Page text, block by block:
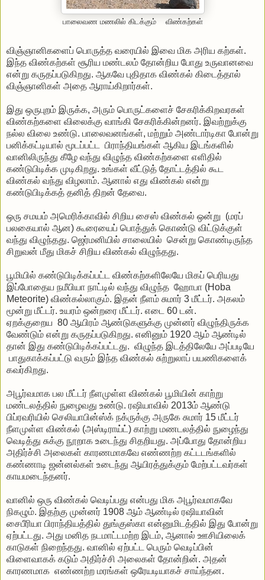
பாலைவண மணலில் கிடக்கும் விண்கற்கள்
விஞ்ஞானிகளைப் பொருத்த வரையில் இவை மிக அரிய கற்கள்.
இந்த விண்கற்கள் சூரிய மண்டலம் தோன்றிய போது உருவானவை
என்று கருதப்படுகிறது. ஆகவே புதிதாக விண்கல் கிடைத்தால்
விஞ்ஞானிகள் அதை ஆராய்கிறார்கள்.
இது ஒருபுறம் இருக்க, அரும் பொருட்களைச் சேகரிக்கிறவரகள்
விண்கற்களை விலைக்கு வாங்கி சேகரிக்கின்றனர். இவற்றுக்கு
நல்ல விலை உண்டு. பாலைவனங்கள், மற்றும் அண்டார்டிகா போன்று
பனிக்கட்டியால் மூடப்பட்ட பிராந்தியங்கள் ஆகிய இடங்களில்
வானிலிருந்து கீழே வந்து விழுந்த விண்கற்களை எளிதில்
கண்டுபிடிக்க முடிகிறது. உங்கள் வீட்டுத் தோட்டத்தில் கூட
விண்கல் வந்து விழலாம். ஆனால் எது விண்கல் என்று
கண்டுபிடிக்கத் தனித் திறன் தேவை.
ஒரு சமயம் அமெரிக்காவில் சிறிய சைஸ் விண்கல் ஒன்று (மரப்
பலகையால் ஆன) கூரையைப் பொத்துக் கொண்டு விட்டுக்குள்
வந்து விழுந்தது. ஜெர்மனியில் சாலையில் சென்று கொண்டிருந்த
சிறுவன் மீது மிகச் சிறிய விண்கல் விழுந்தது.
பூமியில் கண்டுபிடிக்கப்பட்ட விண்கற்களிலேயே மிகப் பெரியது
இப்போதைய நமீபியா நாட்டில் வந்து விழுந்த ஹோபா (Hoba
Meteorite) விண்கல்லாகும். இதன் நீளம் சுமார் 3 மீட்டர். அகலம்
மூன்று மீட்டர். உயரம் ஒன்றரை மீட்டர். எடை 60 டன்.
ஏறக்குறைய 80 ஆயிரம் ஆண்டுகளுக்கு முன்னர் விழுந்திருக்க
வேண்டும் என்று கருதப்படுகிறது. எனினும் 1920 ஆம் ஆண்டில்
தான் இது கண்டுபிடிக்கப்பட்டது. விழுந்த இடத்திலேயே அப்படியே
பாதுகாக்கப்பட்டு வரும் இந்த விண்கல் சுற்றுலாப் பயணிகளைக்
கவர்கிறது.
அபூர்வமாக பல மீட்டர் நீளமுள்ள விண்கல் பூமியின் காற்று
மண்டலத்தில் நுழைவது உண்டு. ரஷியாவில் 2013ம் ஆண்டு
பிப்ரவரியில் செலியாபின்ஸ்க் நக்ருக்கு அருகே சுமார் 15 மீட்டர்
நீளமுள்ள விண்கல் (அஸ்டிராய்ட்) காற்று மணடலத்தில் நுழைந்து
வெடித்து சுக்கு நூறாக உடைந்து சிதறியது. அப்போது தோன்றிய
அதிர்ச்சி அலைகள் காரணமாகவே எண்ணற்ற கட்டடங்களில்
கண்ணாடி ஜன்னல்கள் உடைந்து ஆயிரத்துக்கும் மேற்பட்டவர்கள்
காயமடைந்தனர்.
வானில் ஒரு விண்கல் வெடிப்பது என்பது மிக அபூர்வமாகவே
நிகழும். இதற்கு முன்னர் 1908 ஆம் ஆண்டில் ரஷியாவின்
சைபீரியா பிராந்தியத்தில் துங்குஸ்கா என்னுமிடத்தில் இது போன்று
ஏற்பட்டது. அது மனித நடமாட்டமற்ற இடம், ஆனால் ஊசியிலைக்
காடுகள் நிறைந்தது. வானில் ஏற்பட்ட பெரும் வெடிப்பின்
விளைவாகக் கடும் அதிர்ச்சி அலைகள் தோன்றின். அதன்
காரணமாக எண்ணற்ற மரங்கள் ஒரேயடியாகச் சாய்ந்தன.